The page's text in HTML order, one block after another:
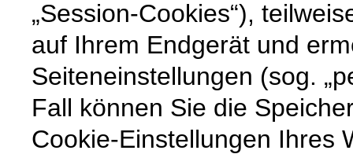
„Session-Cookies“),
auf Ihrem Endgerät und
Seiteneinstellungen (sog.
Fall können Sie die
Cookie-Einstellungen Ihres